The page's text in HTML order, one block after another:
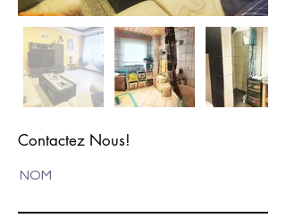
Contactez Nous!
NOM